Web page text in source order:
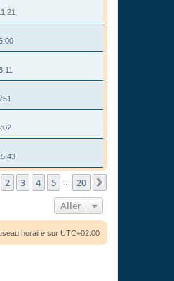
sur20
2 3 4 5 20
Aller
horaire sur UTC+02:00